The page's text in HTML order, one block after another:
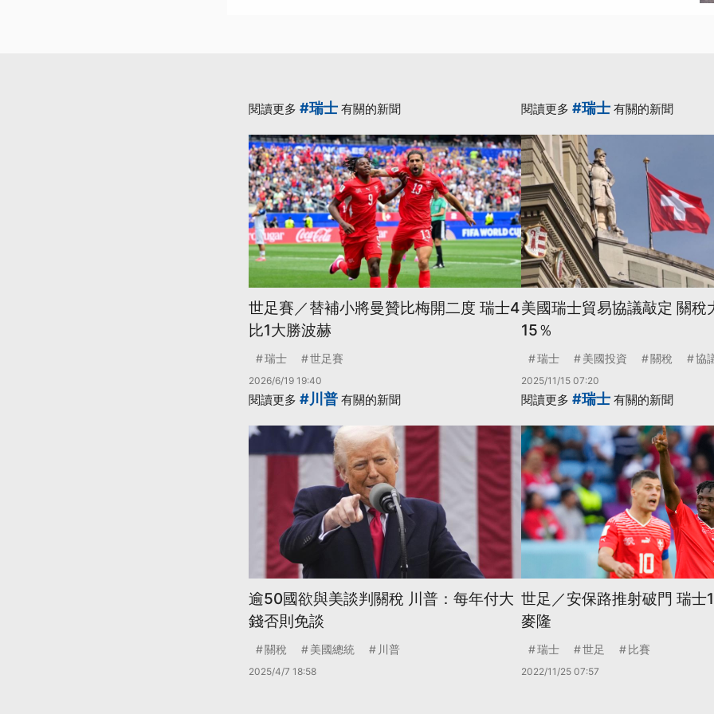
閱讀更多 #瑞士 有關的新聞
世足賽／替補小將曼贊比梅開二度 瑞士4
比1大勝波赫
瑞士 世足賽
2026/6/19 19:40
閱讀更多 #瑞士 有關的新聞
美國瑞士貿易協議敲定 關稅
15％
瑞士 美國投資 關稅 協
2025/11/15 07:20
閱讀更多 #川普 有關的新聞
逾50國欲與美談判關稅 川普：每年付大
錢否則免談
關稅 美國總統 川普
2025/4/7 18:58
閱讀更多 #瑞士 有關的新聞
世足／安保路推射破門 瑞士
麥隆
瑞士 世足 比賽
2022/11/25 07:57